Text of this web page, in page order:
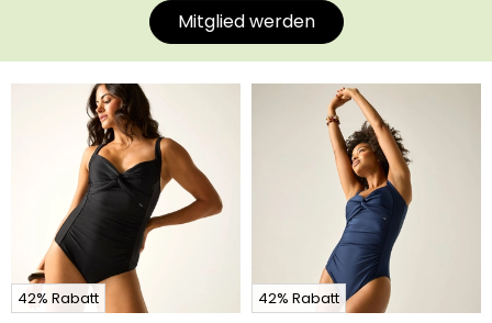
Mitglied werden
42% Rabatt
42% Rabatt